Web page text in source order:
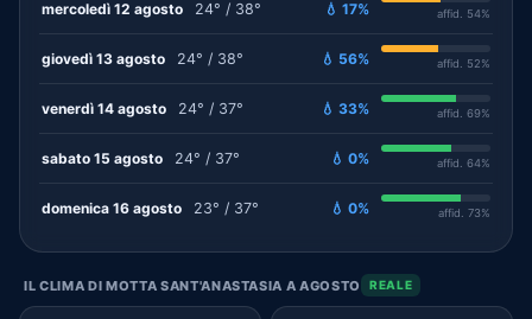
mercoledì 12 agosto 24° / 38° 💧 17% affid. 54%
giovedì 13 agosto 24° / 38° 💧 56% affid. 52%
venerdì 14 agosto 24° / 37° 💧 33% affid. 69%
sabato 15 agosto 24° / 37° 💧 0% affid. 64%
domenica 16 agosto 23° / 37° 💧 0% affid. 73%
IL CLIMA DI MOTTA SANT'ANASTASIA A AGOSTO REALE